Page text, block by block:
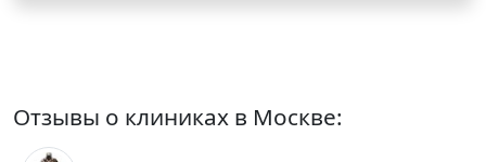
Отзывы о клиниках в Москве: